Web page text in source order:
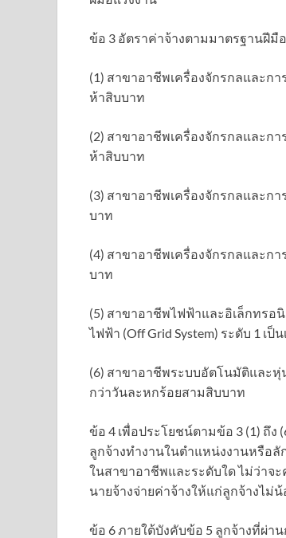
ข้อ 3 อัตราค่าจ้างตามมาตรฐานฝี
(1) สาขาอาชีพเครื่องจักรกลและก
ห้าสิบบาท
(2) สาขาอาชีพเครื่องจักรกลและก
ห้าสิบบาท
(3) สาขาอาชีพเครื่องจักรกลและก
บาท
(4) สาขาอาชีพเครื่องจักรกลและก
บาท
(5) สาขาอาชีพไฟฟ้าและอิเล็กทรอ
ไฟฟ้า (Off Grid System) ระดับ 1 เ
(6) สาขาอาชีพระบบอัตโนมัติและหุ่
กว่าวันละหกร้อยสามสิบบาท
ข้อ 4 เพื่อประโยชน์ตามข้อ 3 (1) ถึง
ลูกจ้างทำงานในตำแหน่งงานหรือ
ในสาขาอาชีพและระดับใด ไม่ว่า
นายจ้างจ่ายค่าจ้างให้แก่ลูกจ้างไ
ข้อ 6 ภายใต้บังคับข้อ 5 ลูกจ้างที่ผ่